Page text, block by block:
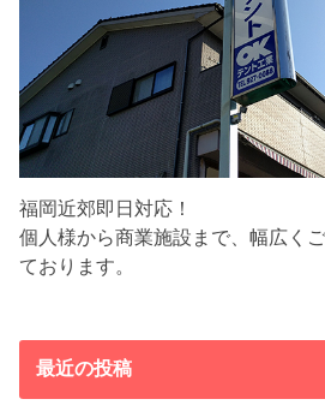
福岡近郊即日対応！
個人様から商業施設まで、幅広く
ております。
最近の投稿